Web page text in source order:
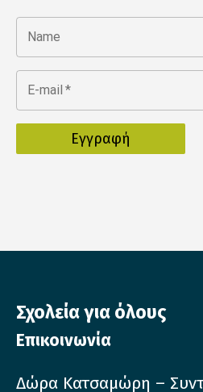
Name
E-mail *
Σχολεία για όλους
Επικοινωνία
Δώρα Κατσαμώρη –